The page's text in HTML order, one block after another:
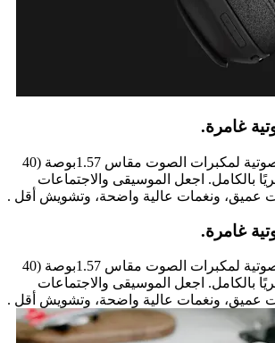
غامرة.
انغمس في المتعة الصوتية لمكبرات الصوت مقاس 1.57بوصة (40
بالكامل. اجعل الموسيقى والاجتماعات
عميق، ونغمات عالية واضحة، وتشويش أقل .
غامرة.
انغمس في المتعة الصوتية لمكبرات الصوت مقاس 1.57بوصة (40
بالكامل. اجعل الموسيقى والاجتماعات
عميق، ونغمات عالية واضحة، وتشويش أقل .